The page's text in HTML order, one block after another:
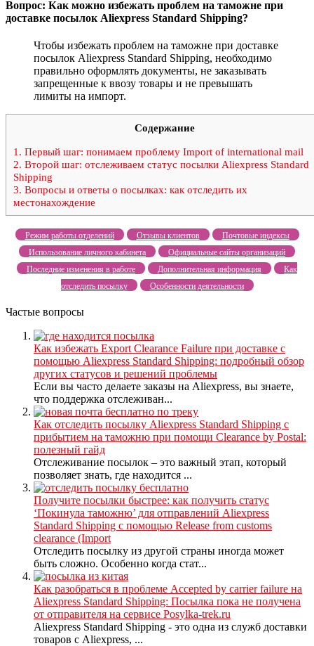
Вопрос: Как можно избежать проблем на таможне при
доставке посылок Aliexpress Standard Shipping?
Чтобы избежать проблем на таможне при доставке
посылок Aliexpress Standard Shipping, необходимо
правильно оформлять документы, не заказывать
запрещенные к ввозу товары и не превышать
лимиты на импорт.
Содержание
1. Первый шаг: понимаем проблему Import of international mail
2. Второй шаг: отслеживаем статус посылки Aliexpress Standard
Shipping
3. Вопросы и ответы о посылках: как отследить их
местонахождение
Режим работы отделений Отзывы клиентов
Почтовые индексы
Использование личного кабинета
Официальные сайты организаций
Последние изменения в работе
Дополнительная информация
Как
отследить посылку
Особенности деятельности
Частые вопросы
Как избежать Export Clearance Failure при доставке с
помощью Aliexpress Standard Shipping: подробный обзор
других статусов и решений проблемы
Если вы часто делаете заказы на Aliexpress, вы знаете,
что поддержка отслеживан...
Как отследить посылку Aliexpress Standard Shipping с
прибытием на таможню при помощи Clearance by Postal:
полезный гайд
Отслеживание посылок – это важный этап, который
позволяет знать, где находится ...
Получите посылки быстрее: как получить статус
‘Покинула таможню’ для отправлений Aliexpress
Standard Shipping с помощью Release from customs
clearance (Import
Отследить посылку из другой страны иногда может
быть сложно. Особенно когда стат...
Как разобраться в проблеме Accepted by carrier failure на
Aliexpress Standard Shipping: Посылка пока не получена
от отправителя на сервисе Posylka-trek.ru
Aliexpress Standard Shipping - это одна из служб доставки
товаров с Aliexpress, ...